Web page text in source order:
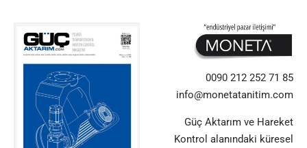
0090 212 252 71 85
info@monetatanitim.com
Güç Aktarım ve Hareket
Kontrol alanındaki küresel